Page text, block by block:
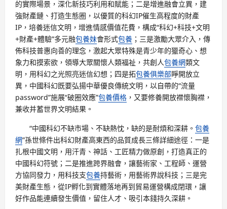
的實際場景，深化新技巧利用和賦能；二是增進融會立異，建
強財產鏈、打造生態圈，以優質的科幻IP催生高程度的財產
IP，培養迷信文明，增進情感價值花費，構成“科幻+科技+文明
+財產+體驗”多元融包養妹會形式包養 ；三是激勵大眾介入，傳
佈科技普惠向善的理念，激起大眾特殊是青少年的獵奇心、想
象力和摸索欲，領導大眾關懷人類福祉，共創人包養網類文
明，用科幻之光照亮迷信幻想；四是拓包養俱樂部睜開放立
異，中國科幻既要弘揚中華優良傳統文明，以自帶的“流量
password”施展“破圈效應”包養價格 ，又要修養開放襟懷胸襟，
兼收并蓄世界文明結果。
“中國科幻不缺市場、不缺熱忱，缺的是耐煩和深耕。 包養
網”孫世條件出科幻財產高東西的品質成長三條詳細途徑：一是
扎根中國文明，用汗青、神話、工匠精力做原創，打造真正的
中國科幻符號；二是推進跨界融會，讓藝術家、工程師、運營
方協同發力，用科技支包養持藝術，用藝術界說科技；三是完
美財產生態，從IP孵化到實體落地再到貿易運營構成閉環，讓
好作品能連續發生價值，留住人才、吸引本錢持久深耕。